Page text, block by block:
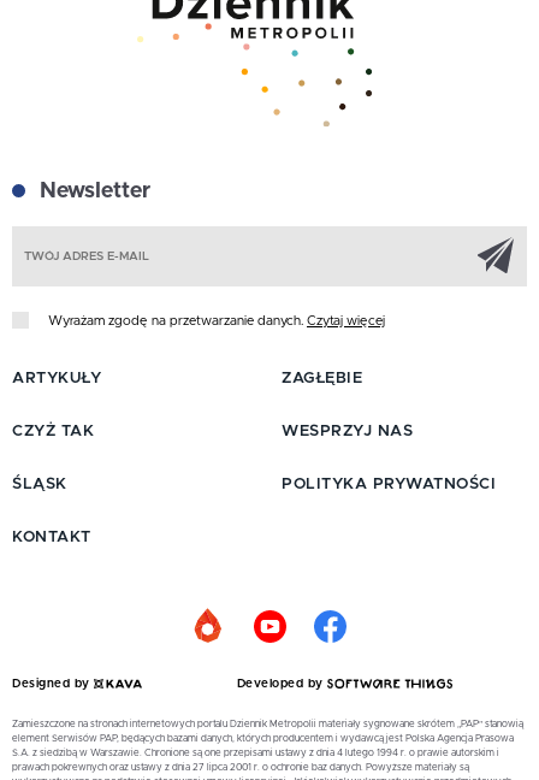
Newsletter
Wyrażam zgodę na przetwarzanie danych. Czytaj więcej
ARTYKUŁY
CZYŻ TAK
ŚLĄSK
ZAGŁĘBIE
WESPRZYJ NAS
POLITYKA PRYWATNOŚCI
KONTAKT
Designed by Developed by
Zamieszczone na stronach internetowych portalu Dziennik Metropolii materiały sygnowane skrótem „PAP” stanowią
element Serwisów PAP, będących bazami danych, których producentem i wydawcą jest Polska Agencja Prasowa
S.A. z siedzibą w Warszawie. Chronione są one przepisami ustawy z dnia 4 lutego 1994 r. o prawie autorskim i
prawach pokrewnych oraz ustawy z dnia 27 lipca 2001 r. o ochronie baz danych. Powyższe materiały są